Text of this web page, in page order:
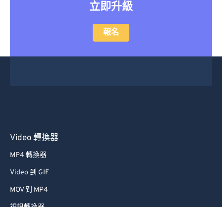
立即升級
報名
Video 轉換器
MP4 轉換器
Video 到 GIF
MOV 到 MP4